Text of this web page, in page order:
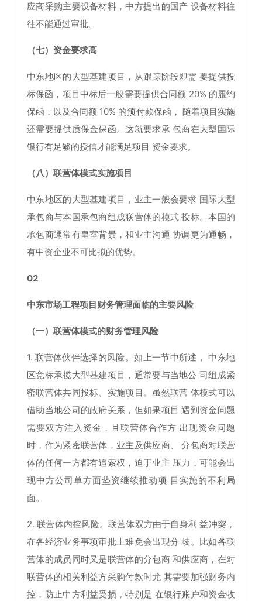
应商采购主要设备材料，中方提出的国产 设备材料往
往不能通过审批。
（七）资金要求高
中东地区的大型基建项目，从跟踪阶段即需 要提供投
标保函，项目中标后一般需要提供合同额 20% 的履约
保函，以及合同额 10% 的预付款保函， 随着项目实施
还需要提供质保金保函。这就要求承 包商在大型国际
银行有足够的授信才能满足项目 资金要求。
（八）联营体模式实施项目
中东地区的大型基建项目，业主一般会要求 国际大型
承包商与本国承包商组成联营体的模式 投标。本国的
承包商通常有皇室背景，和业主沟通 协调更为通畅，
有中资企业不可比拟的优势。
02
中东市场工程项目财务管理面临的主要风险
（一）联营体模式的财务管理风险
1. 联营体伙伴选择的风险。如上一节中所述， 中东地
区竞标承揽大型基建项目，通常要与当地公 司组成紧
密联营体共同投标、实施项目。虽然联营 体模式可以
借助当地公司的政府关系，但如果项目 遇到资金问题
需要双方注入资金，且联营体合作方 出现资金问题
时，作为紧密联营体，业主及供应商、 分包商对联营
体的任何一方都有追索权，迫于业主 压力，可能会出
现中方公司单方面垫资继续推动项 目实施的不利局
面。
2. 联营体内控风险。联营体双方由于自身利 益冲突，
在各经济业务事项审批上难免会出现分 歧。比如各联
营体的成员同时又是联营体的分包商 和供应商，在对
联营体的相关利益方采购付款时尤 其需要加强财务内
控，防止中方利益受损，特别是 在银行账户和资金收